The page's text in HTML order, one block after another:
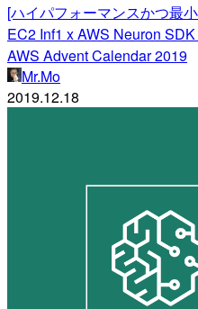
[ハイパフォーマンスかつ最
EC2 Inf1 x AWS Neuron
AWS Advent Calendar 2019
Mr.Mo
2019.12.18